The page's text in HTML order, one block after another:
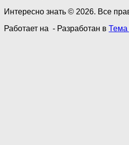
Интересно знать © 2026. Все
Работает на - Разработан в Тема